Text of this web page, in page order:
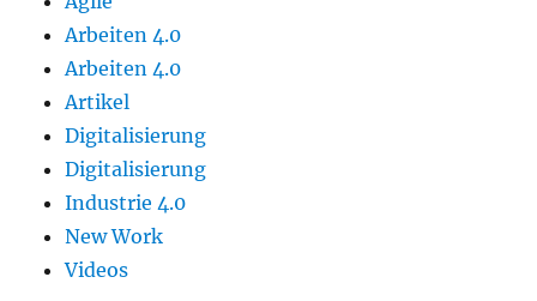
Arbeiten 4.0
Arbeiten 4.0
Artikel
Digitalisierung
Digitalisierung
Industrie 4.0
New Work
Videos